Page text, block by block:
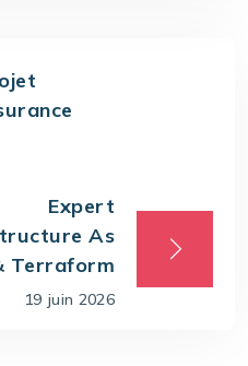
Expert
As
Terraform
19 juin 2026